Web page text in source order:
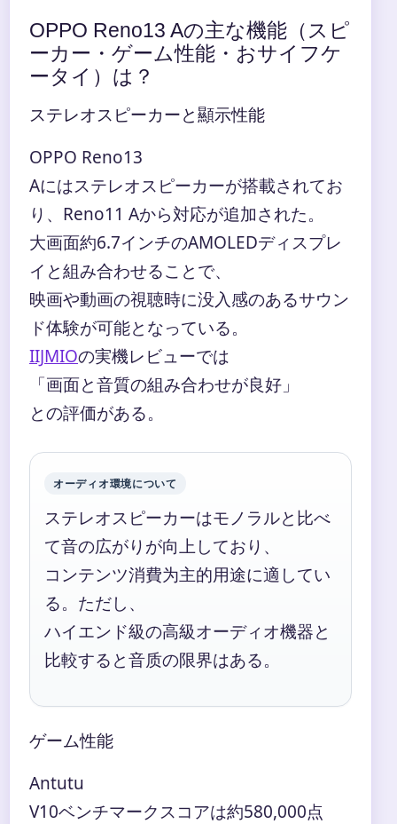
OPPO Reno13 Aの主な機能（スピ
ーカー・ゲーム性能・おサイフケ
ータイ）は？
ステレオスピーカーと顯示性能
OPPO Reno13
Aにはステレオスピーカーが搭載されてお
り、Reno11 Aから対応が追加された。
大画面約6.7インチのAMOLEDディスプレ
イと組み合わせることで、
映画や動画の視聴時に没入感のあるサウン
ド体験が可能となっている。
IIJMIOの実機レビューでは
「画面と音質の組み合わせが良好」
との評価がある。
オーディオ環境について
ステレオスピーカーはモノラルと比べ
て音の広がりが向上しており、
コンテンツ消費为主的用途に適してい
る。ただし、
ハイエンド級の高級オーディオ機器と
比較すると音质の限界はある。
ゲーム性能
Antutu
V10ベンチマークスコアは約580,000点